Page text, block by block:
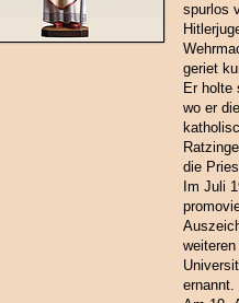
spurlos
geriet
Er holte
wo er
die
Im Juli
ernannt.